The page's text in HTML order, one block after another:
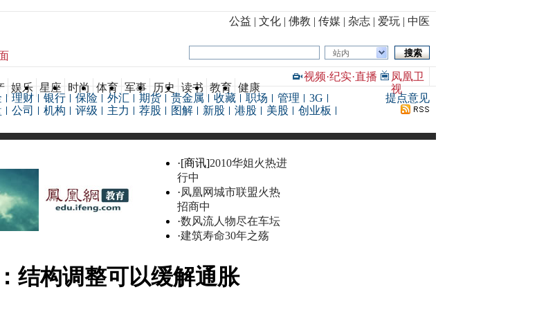
公益 | 文化 | 佛教 | 传媒 | 杂志 | 爱玩 | 中医
站内
娱乐 星座 时尚 体育 军事 历史 读书 教育 健康
视频·纪实·直播
凤凰卫
视
理财 银行 保险 外汇 期货 贵金属 收藏 职场 管理
3G
公司 机构 评级 主力 荐股 图解 新股 港股 美股
创业板
提点意见
·[商讯]2010华姐火热进
行中
·凤凰网城市联盟火热
招商中
·数风流人物尽在车坛
·建筑寿命30年之殇
结构调整可以缓解通胀